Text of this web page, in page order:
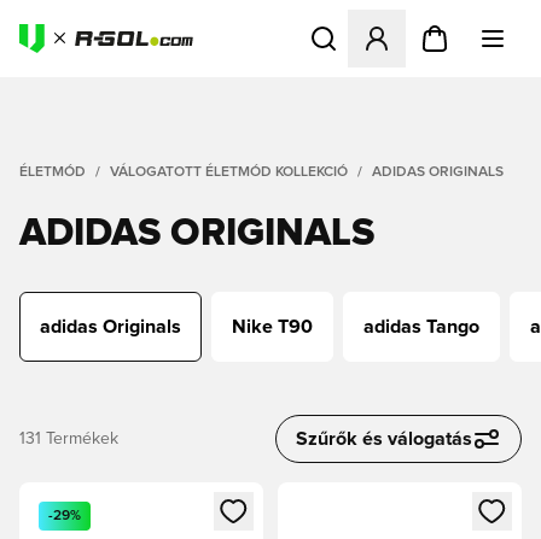
Megnyit egy modált a
ÉLETMÓD VÁLOGATOTT ÉLETMÓD KOLLEKCIÓ ADIDAS ORIGINALS
ADIDAS ORIGINALS
adidas Originals Nike T90 adidas Tango
131 Termékek Szűrők és válogatás
Megnyit egy modált a bejelentkezéshez vagy a tagként
-29%
Megnyit egy modált a